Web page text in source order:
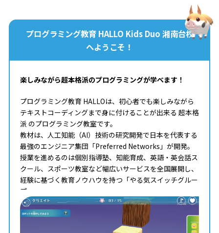
プログラミング教育 HALLO Kids Duo 湘南台校
へようこそ！
楽しみながら超本格派のプログラミングが学べます！
プログラミング教育 HALLOは、初心者でも楽しみながら
テキストコーディングまで身に付けることが出来る 超本格
派 のプログラミング教室です。
教材は、人工知能（AI）技術の研究開発で日本を代表する
最強のエンジニア集団「Preferred Networks」が開発。
授業を進めるのは個別指導塾、知能育成、英語・英会話ス
クール、スポーツ教室など幅広いサービスを全国展開し、
経験に基づく教育ノウハウを持つ「やる気スイッチグルー
プ」。
タイピングからコンピュータサイエンスまで学べる最高の
教材を使って、一人ひとりのペースや理解度に合わせた個
別最適化レッスンでプログラミングを学ぶことが出来ま